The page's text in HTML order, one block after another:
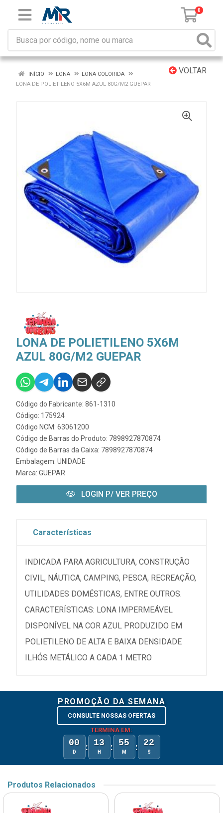
0
VOLTAR
INÍCIO LONA
LONA COLORIDA
LONA DE POLIETILENO 5X6M AZUL 80G/M2 GUEPAR
LONA DE POLIETILENO 5X6M
AZUL 80G/M2 GUEPAR
Código do Fabricante: 861-1310
Código: 175924
Código NCM: 63061200
Código de Barras do Produto: 7898927870874
Código de Barras da Caixa: 7898927870874
Embalagem: UNIDADE
Marca: GUEPAR
LOGIN P/ VER PREÇO
Características
INDICADA PARA AGRICULTURA, CONSTRUÇÃO
CIVIL, NÁUTICA, CAMPING, PESCA, RECREAÇÃO,
UTILIDADES DOMÉSTICAS, ENTRE OUTROS.
CARACTERÍSTICAS: LONA IMPERMEÁVEL
DISPONÍVEL NA COR AZUL PRODUZIDO EM
POLIETILENO DE ALTA E BAIXA DENSIDADE
ILHÓS METÁLICO A CADA 1 METRO
PROMOÇÃO DA SEMANA
CONSULTE NOSSAS OFERTAS
TERMINA EM:
00
D : 13
H : 55
M : 22
S
Produtos Relacionados